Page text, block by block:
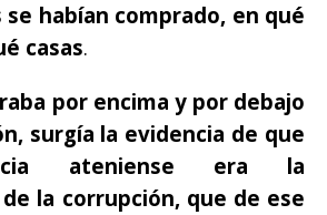
habían comprado, en qué
casas.
por encima y por debajo
surgía la evidencia de que
ateniense era la
la corrupción, que de ese